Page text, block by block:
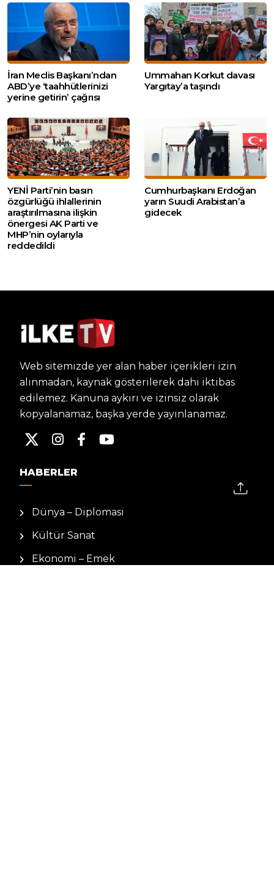
İran Meclis Başkanı’ndan
ABD’ye ‘taahhütlerinizi
yerine getirin’ çağrısı
Ummahan Korkut davası
Yargıtay’a taşındı
YENİ Parti’nin basın
özgürlüğü ihlallerinin
araştırılmasına ilişkin
önergesi AK Parti ve
MHP’nin oylarıyla
reddedildi
Cumhurbaşkanı Erdoğan
yarın Suudi Arabistan’a
gidecek
Web sitemizde yer alan haber içerikleri izin
alınmadan, kaynak gösterilerek dahi iktibas
edilemez. Kanuna aykırı ve izinsiz olarak
kopyalanamaz, başka yerde yayınlanamaz.
HABERLER
Dünya – Diplomasi
Kültür Sanat
Ekonomi – Emek